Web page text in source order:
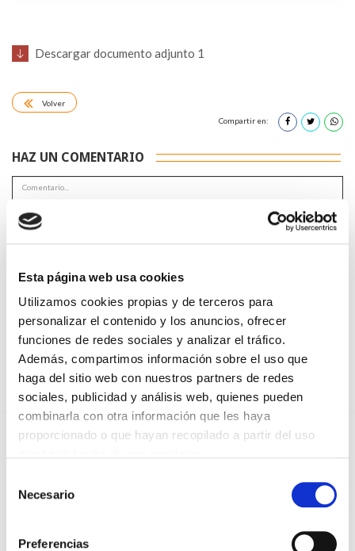
Esta página web usa cookies
Utilizamos cookies propias y de terceros para
personalizar el contenido y los anuncios, ofrecer
funciones de redes sociales y analizar el tráfico.
Además, compartimos información sobre el uso que
haga del sitio web con nuestros partners de redes
sociales, publicidad y análisis web, quienes pueden
combinarla con otra información que les haya
proporcionado o que hayan recopilado a partir del uso
Necesario
Preferencias
Descargar documento adjunto 1
Volver
Compartir en:
HAZ UN COMENTARIO
*Campos obligatorios
He leido y acepto la Política de privacidad
DESTACADAS
06/08/2026
AL PACTO DE ESTADO FRENTE A LA EMERGENCIA CLIMÁTICA
03/08/2026